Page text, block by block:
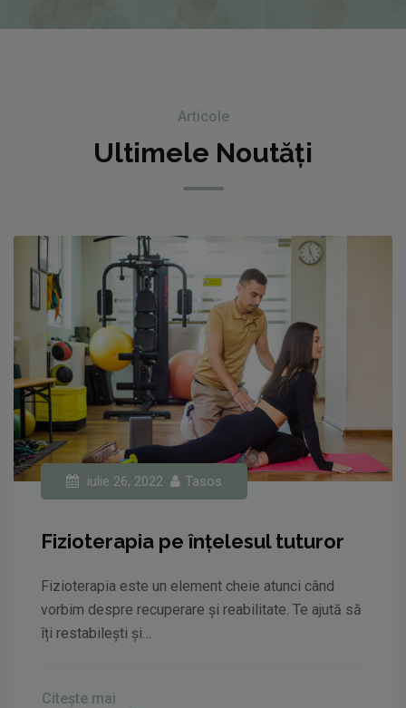
Articole
Ultimele Noutăți
iulie 26, 2022 Tasos
Fizioterapia pe înțelesul tuturor
Fizioterapia este un element cheie atunci când
vorbim despre recuperare și reabilitate. Te ajută să
îți restabilești și…
Citește mai